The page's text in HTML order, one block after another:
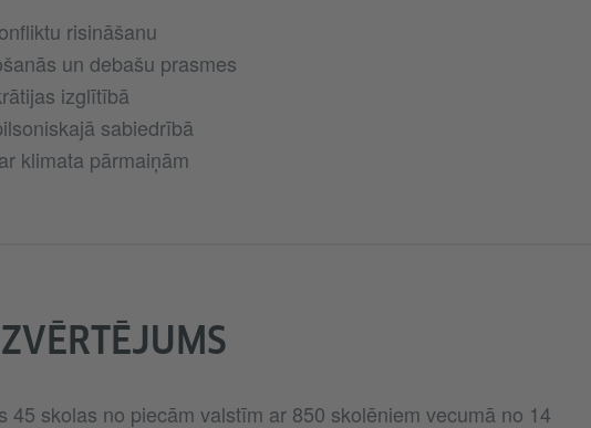
risināšanu
un debašu prasmes
izglītībā
sabiedrībā
klimata pārmaiņām
45 skolas no piecām valstīm ar 850 skolēniem vecumā no 14